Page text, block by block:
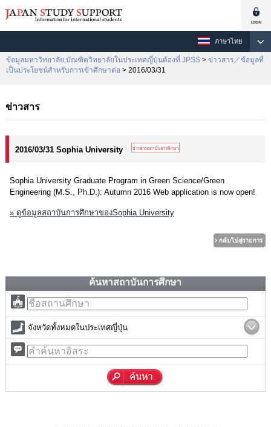
ภาษาไทย
ข้อมูลมหาวิทยาลัย,บัณฑิตวิทยาลัยในประเทศญี่ปุ่นต้องที่ JPSS > ข่าวสาร／ข้อมูลที่
เป็นประโยชน์สำหรับการเข้าศึกษาต่อ > 2016/03/31
ข่าวสาร
2016/03/31 Sophia University
Sophia University Graduate Program in Green Science/Green
Engineering (M.S., Ph.D.): Autumn 2016 Web application is now open!
» ดูข้อมูลสถาบันการศึกษาของSophia University
ค้นหาสถาบันการศึกษา
จังหวัดทั้งหมดในประเทศญี่ปุ่น